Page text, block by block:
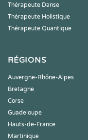
Thérapeute Danse
Thérapeute Holistique
Thérapeute Quantique
RÉGIONS
Auvergne-Rhône-Alpes
Bretagne
Corse
Guadeloupe
Hauts-de-France
Martinique